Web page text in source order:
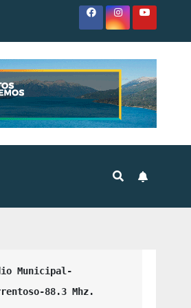
Municipal-
88.3 Mhz.